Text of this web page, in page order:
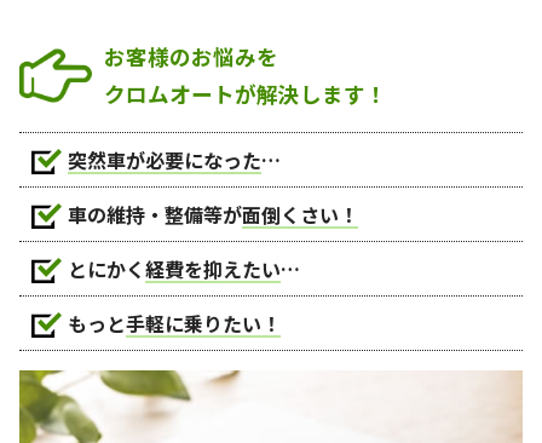
お客様のお悩みを
クロムオートが解決します！
突然車が必要になった…
車の維持・整備等が面倒くさい！
とにかく経費を抑えたい…
もっと手軽に乗りたい！